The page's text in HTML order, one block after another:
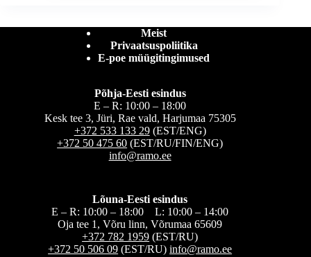
Meist
Privaatsuspoliitika
E-poe müügitingimused
Põhja-Eesti esindus
E – R: 10:00 – 18:00
Kesk tee 3, Jüri, Rae vald, Harjumaa 75305
+372 533 133 29(EST/ENG)
+372 50 475 60 (EST/RU/FIN/ENG)
info@ramo.ee
Lõuna-Eesti esindus
E – R: 10:00 – 18:00 L: 10:00 – 14:00
Oja tee 1, Võru linn, Võrumaa 65609
+372 782 1959 (EST/RU)
+372 50 506 09 (EST/RU)info@ramo.ee